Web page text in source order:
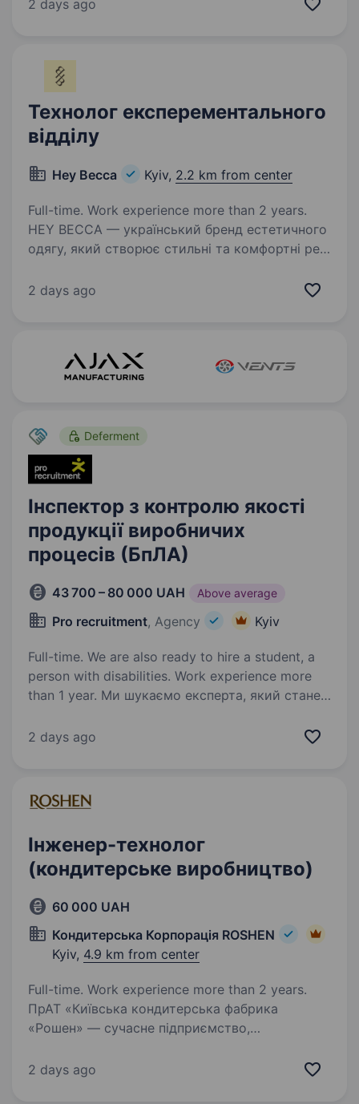
2 days ago
Технолог експерементального
відділу
Hey Becca Kyiv, 2.2 km from center
Full-time. Work experience more than 2 years.
HEY BECCA — український бренд естетичного
одягу, який створює стильні та комфортні речі
не просто брендом одягу, а частиною
2 days ago
Deferment
Інспектор з контролю якості
продукції виробничих
процесів (БпЛА)
43 700 – 80 000 UAH Above average
Pro recruitment, Agency Kyiv
Full-time. We are also ready to hire a student, a
person with disabilities. Work experience more
than 1 year. Ми шукаємо експерта, який стане
обладнання. Забезпечить якісну відповідність
Створюємо…
2 days ago
Інженер-технолог
(кондитерське виробництво)
60 000 UAH
Кондитерська Корпорація ROSHEN
Kyiv, 4.9 km from center
Full-time. Work experience more than 2 years.
ПрАТ «Київська кондитерська фабрика
«Рошен» — сучасне підприємство,
високоякісних кондитерських виробів.
2 days ago